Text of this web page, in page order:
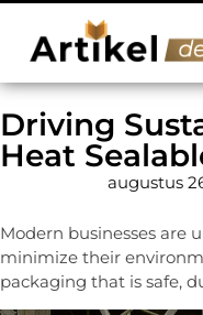
Driving
Heat
augustus
Modern businesses are
minimize their
packaging that is safe,